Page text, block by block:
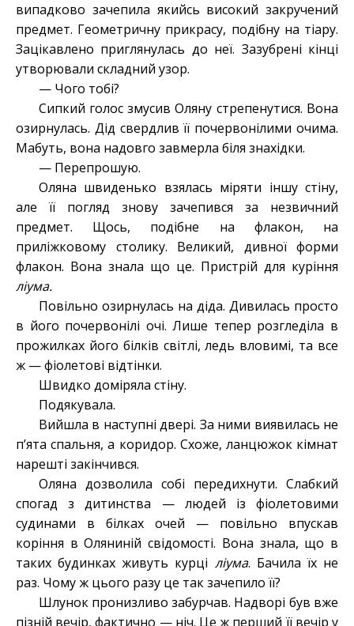
випадково зачепила якийсь високий закручений
предмет. Геометричну прикрасу, подібну на тіару.
Зацікавлено приглянулась до неї. Зазубрені кінці
утворювали складний узор.
— Чого тобі?
Сипкий голос змусив Оляну стрепенутися. Вона
озирнулась. Дід свердлив її почервонілими очима.
Мабуть, вона надовго завмерла біля знахідки.
— Перепрошую.
Оляна швиденько взялась міряти іншу стіну,
але її погляд знову зачепився за незвичний
предмет. Щось, подібне на флакон, на
приліжковому столику. Великий, дивної форми
флакон. Вона знала що це. Пристрій для куріння
ліума.
Повільно озирнулась на діда. Дивилась просто
в його почервонілі очі. Лише тепер розгледіла в
прожилках його білків світлі, ледь вловимі, та все
ж — фіолетові відтінки.
Швидко доміряла стіну.
Подякувала.
Вийшла в наступні двері. За ними виявилась не
п’ята спальня, а коридор. Схоже, ланцюжок кімнат
нарешті закінчився.
Оляна дозволила собі передихнути. Слабкий
спогад з дитинства — людей із фіолетовими
судинами в білках очей — повільно впускав
коріння в Оляниній свідомості. Вона знала, що в
таких будинках живуть курці ліума. Бачила їх не
раз. Чому ж цього разу це так зачепило її?
Шлунок пронизливо забурчав. Надворі був вже
пізній вечір, фактично — ніч. Це ж перший її вечір у